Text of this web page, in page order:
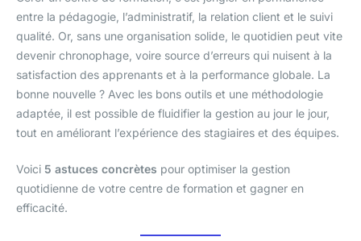
entre la pédagogie, l’administratif, la relation client et le suivi
qualité. Or, sans une organisation solide, le quotidien peut vite
devenir chronophage, voire source d’erreurs qui nuisent à la
satisfaction des apprenants et à la performance globale. La
bonne nouvelle ? Avec les bons outils et une méthodologie
adaptée, il est possible de fluidifier la gestion au jour le jour,
tout en améliorant l’expérience des stagiaires et des équipes.
Voici 5 astuces concrètes pour optimiser la gestion
quotidienne de votre centre de formation et gagner en
efficacité.